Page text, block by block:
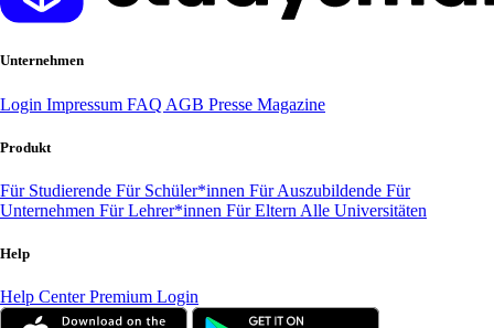
Unternehmen
Login Impressum FAQ AGB Presse Magazine
Produkt
Für Studierende Für Schüler*innen Für Auszubildende Für
Unternehmen Für Lehrer*innen Für Eltern Alle Universitäten
Help
Help CenterPremium Login